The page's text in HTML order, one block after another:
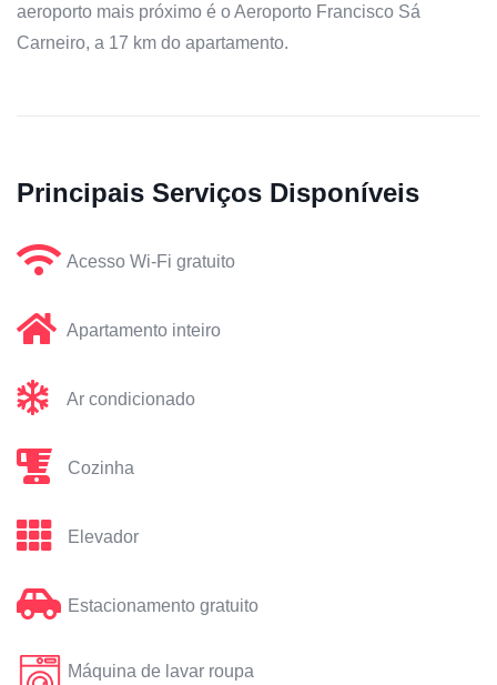
aeroporto mais próximo é o Aeroporto Francisco Sá
Carneiro, a 17 km do apartamento.
Principais Serviços Disponíveis
Acesso Wi-Fi gratuito
Apartamento inteiro
Ar condicionado
Cozinha
Elevador
Estacionamento gratuito
Máquina de lavar roupa